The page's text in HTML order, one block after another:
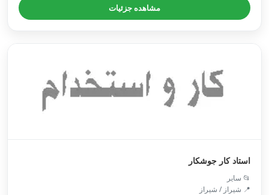
مشاهده جزئیات
استاد کار جوشکار
📂 سایر
📍 شیراز / شیراز